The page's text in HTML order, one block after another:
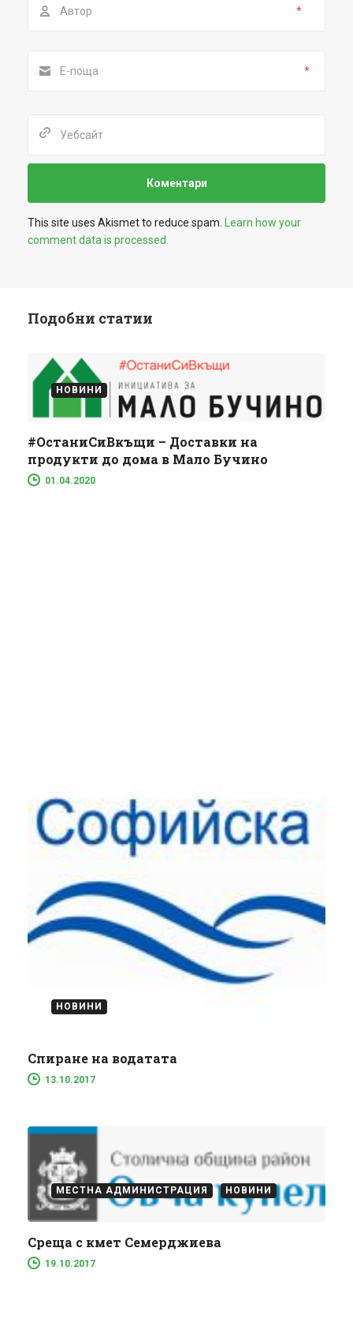
*
*
This site uses Akismet to reduce spam.
Learn how your
comment data is processed.
Подобни статии
НОВИНИ
#ОстаниСиВкъщи – Доставки на
продукти до дома в Мало Бучино
01.04.2020
НОВИНИ
Спиране на водатата
13.10.2017
МЕСТНА АДМИНИСТРАЦИЯ НОВИНИ
Среща с кмет Семерджиева
19.10.2017